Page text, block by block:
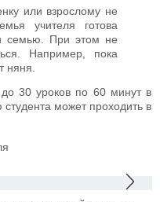
или взрослому не
учителя готова
семью. При этом не
Например, пока
няня.
30 уроков по 60 минут в
может проходить в